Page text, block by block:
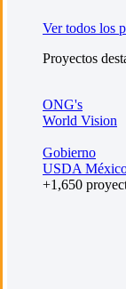
Ver todos los
Proyectos
ONG's
World Vision
Gobierno
USDA
+1,650